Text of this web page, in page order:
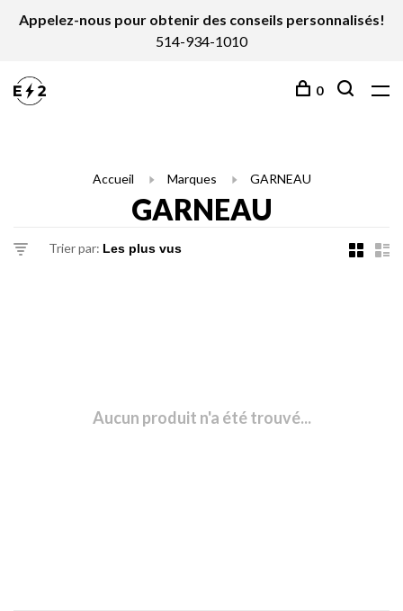
Appelez-nous pour obtenir des conseils personnalisés!
514-934-1010
0
Accueil Marques GARNEAU
GARNEAU
Trier par:
Aucun produit n'a été trouvé...